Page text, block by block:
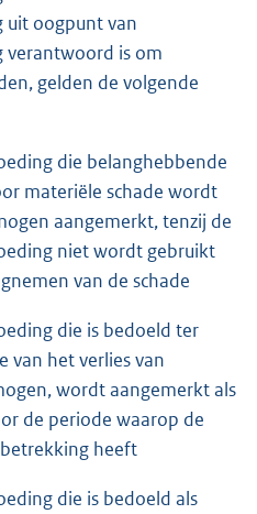
uit oogpunt van
verantwoord is om
gelden de volgende
die belanghebbende
materiële schade wordt
aangemerkt, tenzij de
niet wordt gebruikt
van de schade
die is bedoeld ter
van het verlies van
wordt aangemerkt als
de periode waarop de
heeft
die is bedoeld als